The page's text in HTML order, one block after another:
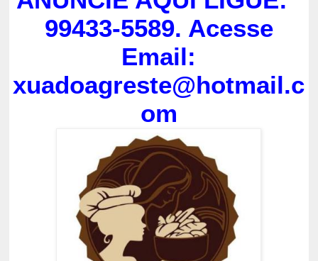
99433-5589. Acesse
Email:
xuadoagreste@hotmail.c
om